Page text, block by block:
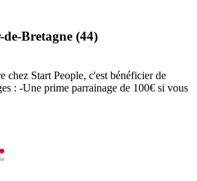
Bretagne (44)
chez Start People, c'est bénéficier de
: -Une prime parrainage de 100€ si vous